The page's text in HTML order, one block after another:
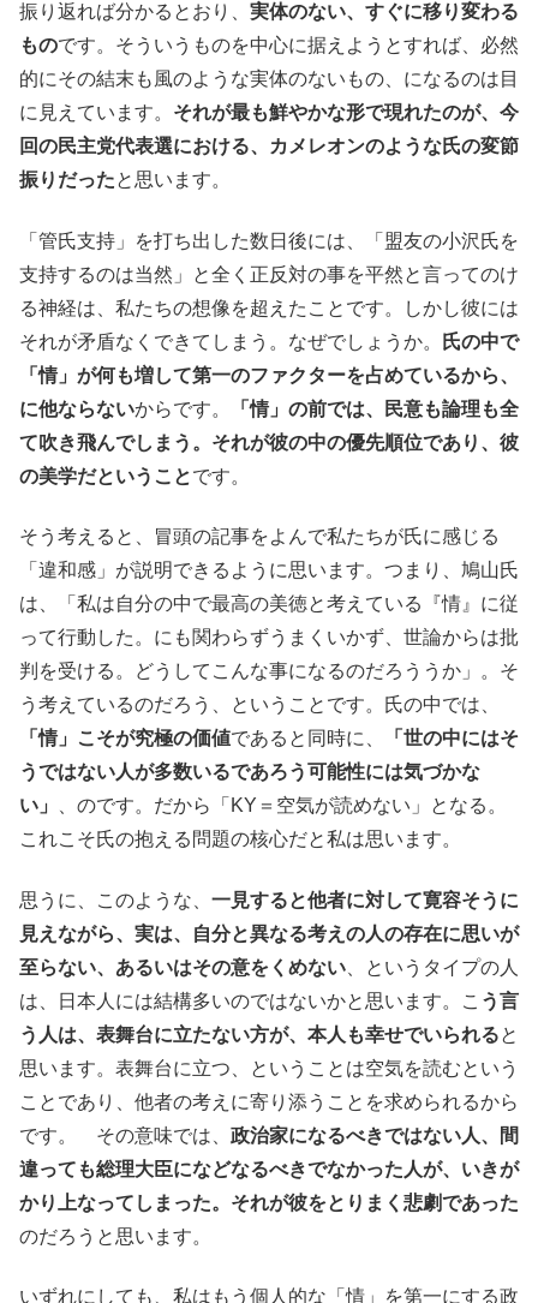
振り返れば分かるとおり、 実体のない、すぐに移り変わる
ものです。そういうものを中心に据えようとすれば、必然
的にその結末も風のような実体のないもの、になるのは目
に見えています。 それが最も鮮やかな形で現れたのが、今
回の民主党代表選における、カメレオンのような氏の変節
振りだったと思います。
「管氏支持」を打ち出した数日後には、「盟友の小沢氏を
支持するのは当然」と全く正反対の事を平然と言ってのけ
る神経は、私たちの想像を超えたことです。しかし彼には
それが矛盾なくできてしまう。なぜでしょうか。
氏の中で
「情」が何も増して第一のファクターを占めているから、
に他ならないからです。
「情」の前では、民意も論理も全
て吹き飛んでしまう。それが彼の中の優先順位であり、彼
の美学だということです。
そう考えると、冒頭の記事をよんで私たちが氏に感じる
「違和感」が説明できるように思います。つまり、鳩山氏
は、「私は自分の中で最高の美徳と考えている『情』に従
って行動した。にも関わらずうまくいかず、世論からは批
判を受ける。どうしてこんな事になるのだろううか」。そ
う考えているのだろう、ということです。氏の中では、
「情」こそが究極の価値であると同時に、
「世の中にはそ
うではない人が多数いるであろう可能性には気づかな
い」
、のです。だから「KY＝空気が読めない」となる。
これこそ氏の抱える問題の核心だと私は思います。
思うに、このような、 一見すると他者に対して寛容そうに
見えながら、実は、自分と異なる考えの人の存在に思いが
至らない、あるいはその意をくめない 、というタイプの人
は、日本人には結構多いのではないかと思います。こ う言
う人は、表舞台に立たない方が、本人も幸せでいられると
思います。表舞台に立つ、ということは空気を読むという
ことであり、他者の考えに寄り添うことを求められるから
です。 その意味では、 政治家になるべきではない人、間
違っても総理大臣になどなるべきでなかった人が、いきが
かり上なってしまった。それが彼をとりまく悲劇であった
のだろうと思います。
いずれにしても、私はもう個人的な「情」を第一にする政